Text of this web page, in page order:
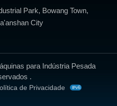
Park, Bowang Town,
City
para Indústria Pesada
.
de Privacidade